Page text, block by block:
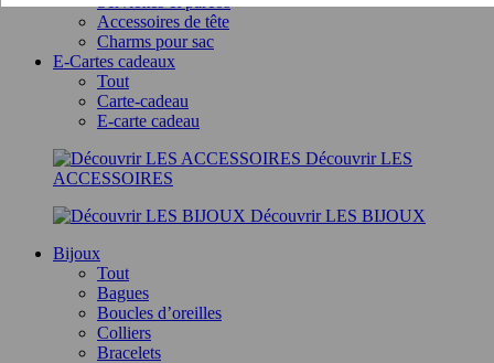
Accessoires de tête
Charms pour sac
E-Cartes cadeaux
Tout
Carte-cadeau
E-carte cadeau
Découvrir LES
ACCESSOIRES
Découvrir LES BIJOUX
Bijoux
Tout
Bagues
Boucles d’oreilles
Colliers
Bracelets